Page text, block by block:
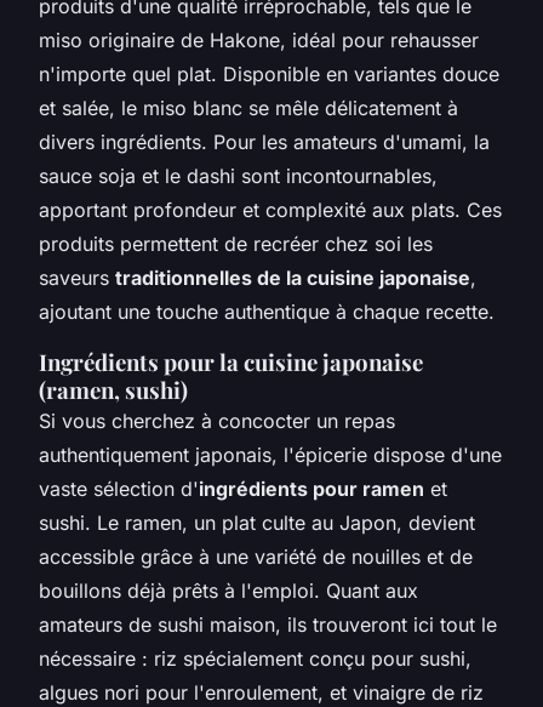
produits d'une qualité irréprochable, tels que le
miso originaire de Hakone, idéal pour rehausser
n'importe quel plat. Disponible en variantes douce
et salée, le miso blanc se mêle délicatement à
divers ingrédients. Pour les amateurs d'umami, la
sauce soja et le dashi sont incontournables,
apportant profondeur et complexité aux plats. Ces
produits permettent de recréer chez soi les
saveurs traditionnelles de la cuisine japonaise,
ajoutant une touche authentique à chaque recette.
Ingrédients pour la cuisine japonaise
(ramen, sushi)
Si vous cherchez à concocter un repas
authentiquement japonais, l'épicerie dispose d'une
vaste sélection d'ingrédients pour ramen et
sushi. Le ramen, un plat culte au Japon, devient
accessible grâce à une variété de nouilles et de
bouillons déjà prêts à l'emploi. Quant aux
amateurs de sushi maison, ils trouveront ici tout le
nécessaire : riz spécialement conçu pour sushi,
algues nori pour l'enroulement, et vinaigre de riz